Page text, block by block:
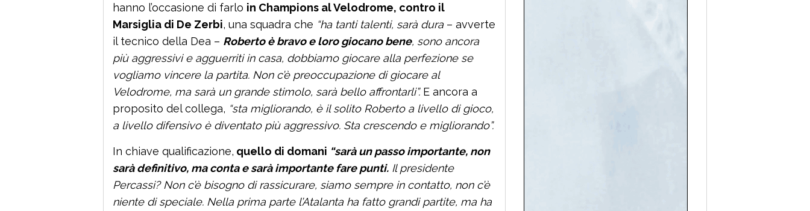
hanno l’occasione di farlo in Champions al Velodrome, contro il
Marsiglia di De Zerbi, una squadra che “ha tanti talenti, sarà dura – avverte
il tecnico della Dea – Roberto è bravo e loro giocano bene, sono ancora
più aggressivi e agguerriti in casa, dobbiamo giocare alla perfezione se
vogliamo vincere la partita. Non c’è preoccupazione di giocare al
Velodrome, ma sarà un grande stimolo, sarà bello affrontarli”.E ancora a
proposito del collega, “sta migliorando, è il solito Roberto a livello di gioco,
a livello difensivo è diventato più aggressivo. Sta crescendo e migliorando”.
In chiave qualificazione, quello di domani “sarà un passo importante, non
sarà definitivo, ma conta e sarà importante fare punti. Il presidente
Percassi? Non c’è bisogno di rassicurare, siamo sempre in contatto, non c’è
niente di speciale. Nella prima parte l’Atalanta ha fatto grandi partite, ma ha